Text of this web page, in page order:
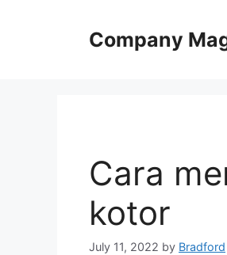
Company
Cara
kotor
July 11, 2022 by Bradford